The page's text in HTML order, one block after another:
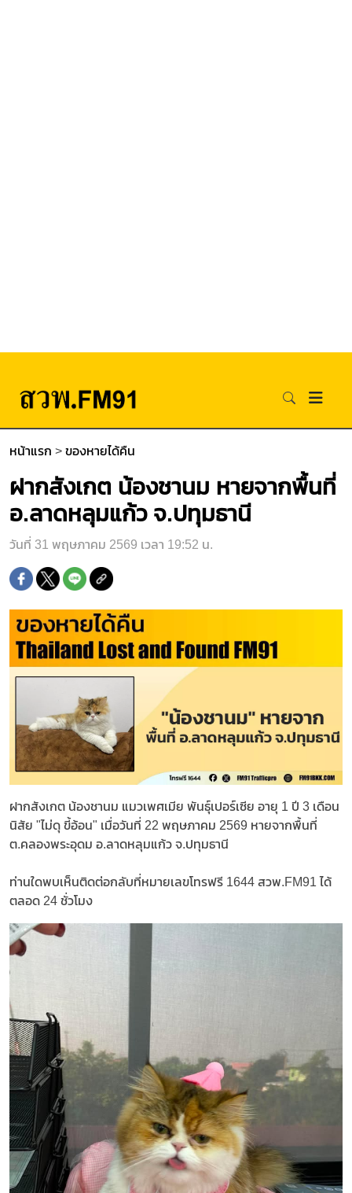
หน้าแรก > ของหายได้คืน
ฝากสังเกต น้องชานม หายจากพื้นที่
อ.ลาดหลุมแก้ว จ.ปทุมธานี
วันที่ 31 พฤษภาคม 2569 เวลา 19:52 น.
ฝากสังเกต น้องชานม แมวเพศเมีย พันธุ์เปอร์เซีย อายุ 1 ปี 3 เดือน
นิสัย "ไม่ดุ ขี้อ้อน" เมื่อวันที่ 22 พฤษภาคม 2569 หายจากพื้นที่
ต.คลองพระอุดม อ.ลาดหลุมแก้ว จ.ปทุมธานี
ท่านใดพบเห็นติดต่อกลับที่หมายเลขโทรฟรี 1644 สวพ.FM91 ได้
ตลอด 24 ชั่วโมง